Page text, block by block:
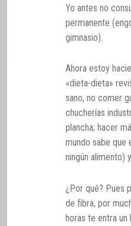
Yo antes no
permanente
gimnasio).
Ahora estoy
«dieta-dieta»
sano, no comer
chucherías
plancha; hacer
mundo sabe que
ningún alimento)
¿Por qué? Pues
de fibra, por
horas te entra un